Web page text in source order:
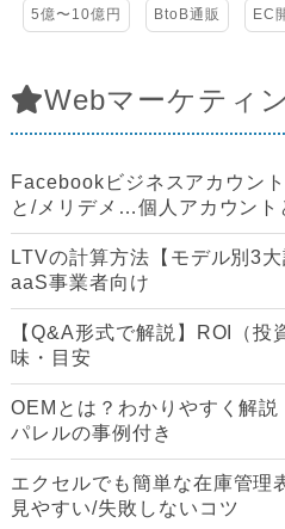
5億〜10億円 BtoB通販 EC
Webマーケティ
Facebookビジネスアカウン
と/メリデメ…個人アカウント
LTVの計算方法【モデル別3
aaS事業者向け
【Q&A形式で解説】ROI（投
味・目安
OEMとは？わかりやすく解
パレルの事例付き
エクセルでも簡単な在庫管
見やすい/失敗しないコツ